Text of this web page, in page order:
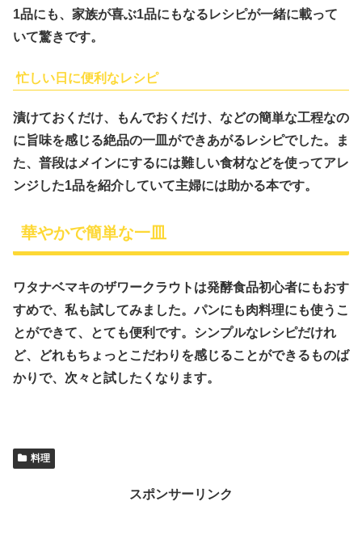
1品にも、家族が喜ぶ1品にもなるレシピが一緒に載って
いて驚きです。
忙しい日に便利なレシピ
漬けておくだけ、もんでおくだけ、などの簡単な工程なの
に旨味を感じる絶品の一皿ができあがるレシピでした。ま
た、普段はメインにするには難しい食材などを使ってアレ
ンジした1品を紹介していて主婦には助かる本です。
華やかで簡単な一皿
ワタナベマキのザワークラウトは発酵食品初心者にもおす
すめで、私も試してみました。パンにも肉料理にも使うこ
とができて、とても便利です。シンプルなレシピだけれ
ど、どれもちょっとこだわりを感じることができるものば
かりで、次々と試したくなります。
料理
スポンサーリンク